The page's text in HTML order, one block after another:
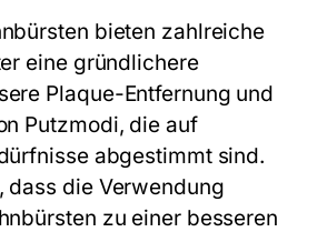
bieten zahlreiche
eine gründlichere
Plaque-Entfernung und
Putzmodi, die auf
abgestimmt sind.
dass die Verwendung
zu einer besseren